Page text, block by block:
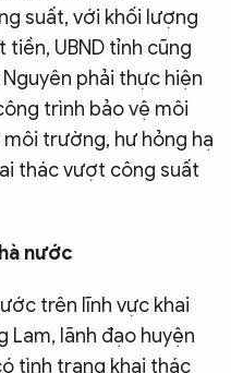
suất, với khối lượng
tiền, UBND tỉnh cũng
phải thực hiện
trình bảo vệ môi
trường, hư hỏng hạ
thác vượt công suất
nước
trên lĩnh vực khai
lãnh đạo huyện
tình trạng khai thác